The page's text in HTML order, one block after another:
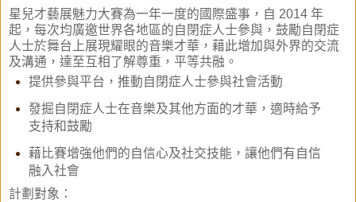
星兒才藝展魅力大賽為一年一度的國際盛事，自 2014 年
起，每次均廣邀世界各地區的自閉症人士參與，鼓勵自閉症
人士於舞台上展現耀眼的音樂才華，藉此增加與外界的交流
及溝通，達至互相了解尊重，平等共融。
提供參與平台，推動自閉症人士參與社會活動
發掘自閉症人士在音樂及其他方面的才華，適時給予
支持和鼓勵
藉比賽增強他們的自信心及社交技能，讓他們有自信
融入社會
計劃對象：